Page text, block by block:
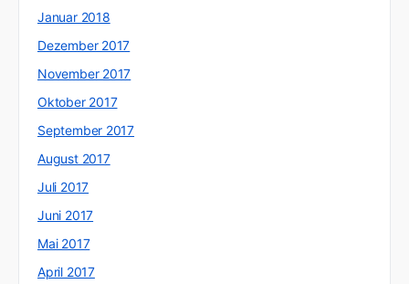
Januar 2018
Dezember 2017
November 2017
Oktober 2017
September 2017
August 2017
Juli 2017
Juni 2017
Mai 2017
April 2017